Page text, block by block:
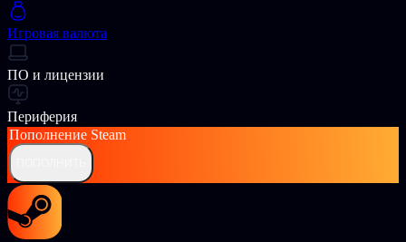
Игровая валюта
ПО и лицензии
Периферия
Пополнение Steam